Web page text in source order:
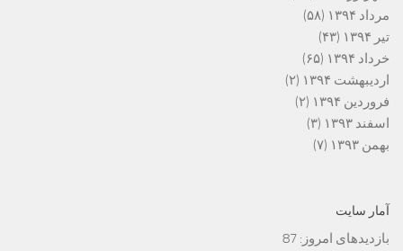
مرداد ۱۳۹۴
(۵۸)
تیر ۱۳۹۴
(۴۳)
خرداد ۱۳۹۴
(۶۵)
اردیبهشت ۱۳۹۴
(۲)
فروردین ۱۳۹۴
(۲)
اسفند ۱۳۹۳
(۳)
بهمن ۱۳۹۳
(۷)
آمار سایت
بازدیدهای امروز: 87